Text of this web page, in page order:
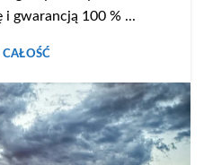
i gwarancją 100 % ...